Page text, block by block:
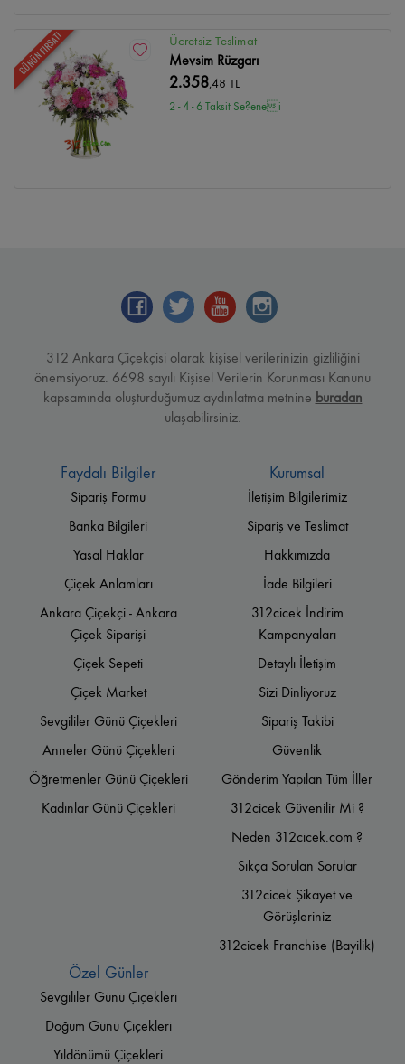
GÜNÜN FIRSATI Ücretsiz Teslimat
Mevsim Rüzgarı
2.358,48 TL
2 - 4 - 6 Taksit Se?enei
312 Ankara Çiçekçisi olarak kişisel verilerinizin gizliliğini
önemsiyoruz. 6698 sayılı Kişisel Verilerin Korunması Kanunu
kapsamında oluşturduğumuz aydınlatma metnine buradan
ulaşabilirsiniz.
Faydalı Bilgiler
Sipariş Formu
Banka Bilgileri
Yasal Haklar
Çiçek Anlamları
Ankara Çiçekçi - Ankara
Çiçek Siparişi
Çiçek Sepeti
Çiçek Market
Sevgililer Günü Çiçekleri
Anneler Günü Çiçekleri
Öğretmenler Günü Çiçekleri
Kadınlar Günü Çiçekleri
Kurumsal
İletişim Bilgilerimiz
Sipariş ve Teslimat
Hakkımızda
İade Bilgileri
312cicek İndirim
Kampanyaları
Detaylı İletişim
Sizi Dinliyoruz
Sipariş Takibi
Güvenlik
Gönderim Yapılan Tüm İller
312cicek Güvenilir Mi ?
Neden 312cicek.com ?
Sıkça Sorulan Sorular
312cicek Şikayet ve
Görüşleriniz
312cicek Franchise (Bayilik)
Özel Günler
Sevgililer Günü Çiçekleri
Doğum Günü Çiçekleri
Yıldönümü Çiçekleri